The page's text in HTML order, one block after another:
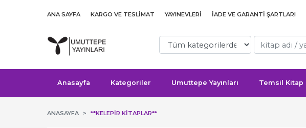
ANA SAYFA KARGO VE TESLIMAT YAYINEVLERI İADE VE GARANTI ŞARTLARI
Anasayfa Kategoriler Umuttepe Yayınları Temsil Kitap
ANASAYFA **KELEPİR KİTAPLAR**